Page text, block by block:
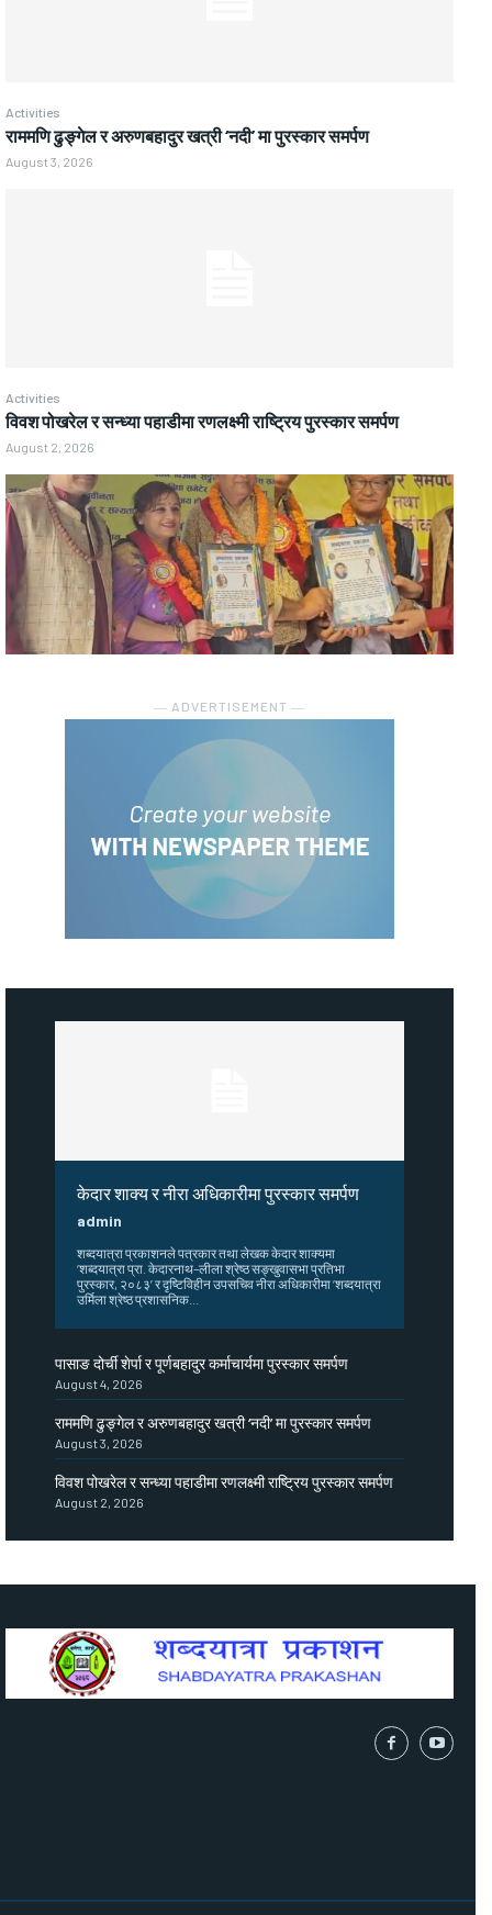
Activities
राममणि ढुङ्गेल र अरुणबहादुर खत्री ‘नदी’ मा पुरस्कार समर्पण
August 3, 2026
Activities
विवश पोखरेल र सन्ध्या पहाडीमा रणलक्ष्मी राष्ट्रिय पुरस्कार समर्पण
August 2, 2026
― ADVERTISEMENT ―
केदार शाक्य र नीरा अधिकारीमा पुरस्कार समर्पण
admin
शब्दयात्रा प्रकाशनले पत्रकार तथा लेखक केदार शाक्यमा
‘शब्दयात्रा प्रा. केदारनाथ–लीला श्रेष्ठ सङ्खुवासभा प्रतिभा
पुरस्कार, २०८३’ र दृष्टिविहीन उपसचिव नीरा अधिकारीमा ‘शब्दयात्रा
उर्मिला श्रेष्ठ प्रशासनिक...
पासाङ दोर्ची शेर्पा र पूर्णबहादुर कर्माचार्यमा पुरस्कार समर्पण
August 4, 2026
राममणि ढुङ्गेल र अरुणबहादुर खत्री ‘नदी’ मा पुरस्कार समर्पण
August 3, 2026
विवश पोखरेल र सन्ध्या पहाडीमा रणलक्ष्मी राष्ट्रिय पुरस्कार समर्पण
August 2, 2026